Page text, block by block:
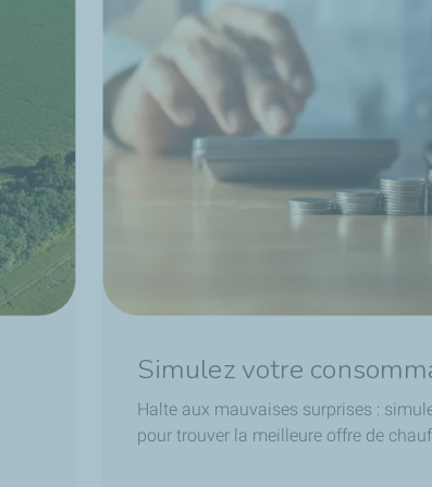
Simulez votre
Halte aux mauvaises surprises :
pour trouver la meilleure offre de